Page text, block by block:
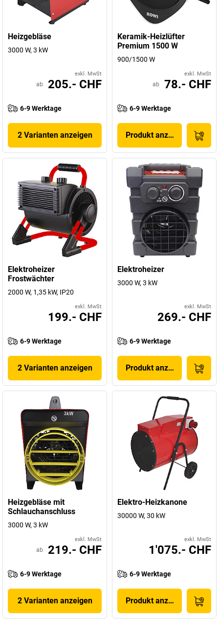
Heizgebläse
3000 W, 3 kW
exkl. MwSt
ab 205.- CHF
6-9 Werktage
2 Varianten anzeigen
Keramik-Heizlüfter
Premium 1500 W
900/1500 W
exkl. MwSt
ab 78.- CHF
6-9 Werktage
Produkt anzeigen
Elektroheizer
Frostwächter
2000 W, 1,35 kW, IP20
exkl. MwSt
199.- CHF
6-9 Werktage
2 Varianten anzeigen
Elektroheizer
3000 W, 3 kW
exkl. MwSt
269.- CHF
6-9 Werktage
Produkt anzeigen
Heizgebläse mit
Schlauchanschluss
3000 W, 3 kW
exkl. MwSt
ab 219.- CHF
6-9 Werktage
2 Varianten anzeigen
Elektro-Heizkanone
30000 W, 30 kW
exkl. MwSt
1'075.- CHF
6-9 Werktage
Produkt anzeigen